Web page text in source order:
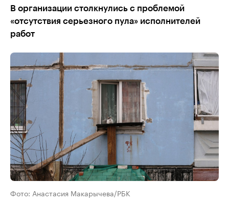
В организации столкнулись с проблемой
«отсутствия серьезного пула» исполнителей
работ
Фото: Анастасия Макарычева/РБК